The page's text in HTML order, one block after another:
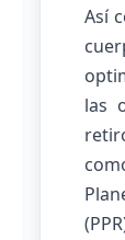
Así
las